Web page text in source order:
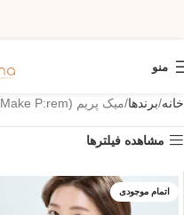
منو
خانه برندها میک پریم (Make P:rem)
مشاهده فیلترها
اتمام موجودی